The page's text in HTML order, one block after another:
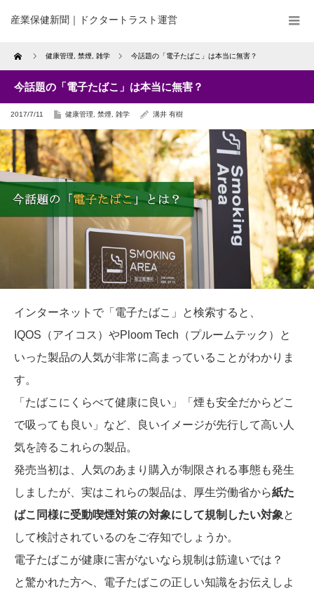
産業保健新聞｜ドクタートラスト運営
Home 健康管理 禁煙 雑学 今話題の「電子たばこ」は本当に無害？
今話題の「電子たばこ」は本当に無害？
2017/7/11 健康管理 禁煙 雑学 溝井 有樹
インターネットで「電子たばこ」と検索すると、
IQOS（アイコス）やPloom Tech（プルームテック）と
いった製品の人気が非常に高まっていることがわかりま
す。
「たばこにくらべて健康に良い」「煙も安全だからどこ
で吸っても良い」など、良いイメージが先行して高い人
気を誇るこれらの製品。
発売当初は、人気のあまり購入が制限される事態も発生
しましたが、実はこれらの製品は、厚生労働省から紙た
ばこ同様に受動喫煙対策の対象にして規制したい対象と
して検討されているのをご存知でしょうか。
電子たばこが健康に害がないなら規制は筋違いでは？
と驚かれた方へ、電子たばこの正しい知識をお伝えしよ